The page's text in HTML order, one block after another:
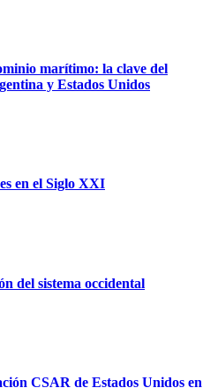
marítimo: la clave del
y Estados Unidos
en el Siglo XXI
del sistema occidental
CSAR de Estados Unidos en